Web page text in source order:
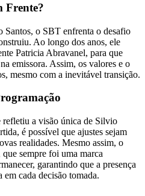
Frente?
Santos, o SBT enfrenta o desafio
Ao longo dos anos, ele
Patricia Abravanel, para que
emissora. Assim, os valores e o
mesmo com a inevitável transição.
a visão única de Silvio
é possível que ajustes sejam
realidades. Mesmo assim, o
sempre foi uma marca
garantindo que a presença
cada decisão tomada.